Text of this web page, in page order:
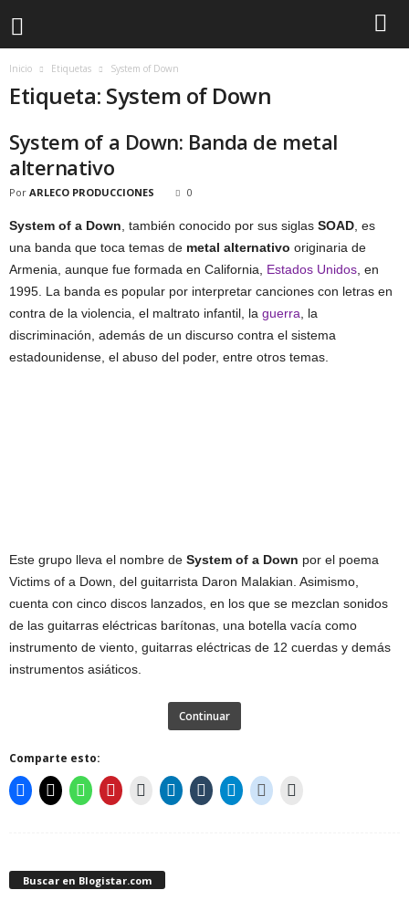
Inicio Etiquetas System of Down
Etiqueta: System of Down
System of a Down: Banda de metal
alternativo
Por ARLECO PRODUCCIONES 0
System of a Down , también conocido por sus siglas SOAD , es
una banda que toca temas de metal alternativo originaria de
Armenia, aunque fue formada en California, Estados Unidos , en
1995. La banda es popular por interpretar canciones con letras en
contra de la violencia, el maltrato infantil, la guerra , la
discriminación, además de un discurso contra el sistema
estadounidense, el abuso del poder, entre otros temas.
Este grupo lleva el nombre de System of a Down por el poema
Victims of a Down, del guitarrista Daron Malakian. Asimismo,
cuenta con cinco discos lanzados, en los que se mezclan sonidos
de las guitarras eléctricas barítonas, una botella vacía como
instrumento de viento, guitarras eléctricas de 12 cuerdas y demás
instrumentos asiáticos.
Continuar
Comparte esto:
Buscar en Blogistar.com